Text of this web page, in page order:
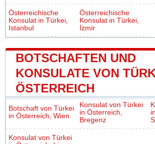
Österreichische
Konsulat in Türkei,
Istanbul
Österreichische
Konsulat in Türkei,
İzmir
BOTSCHAFTEN UND
KONSULATE VON
ÖSTERREICH
Botschaft von Türkei
in Österreich, Wien
Konsulat von Türkei
in Österreich,
Bregenz
Konsulat von Türkei